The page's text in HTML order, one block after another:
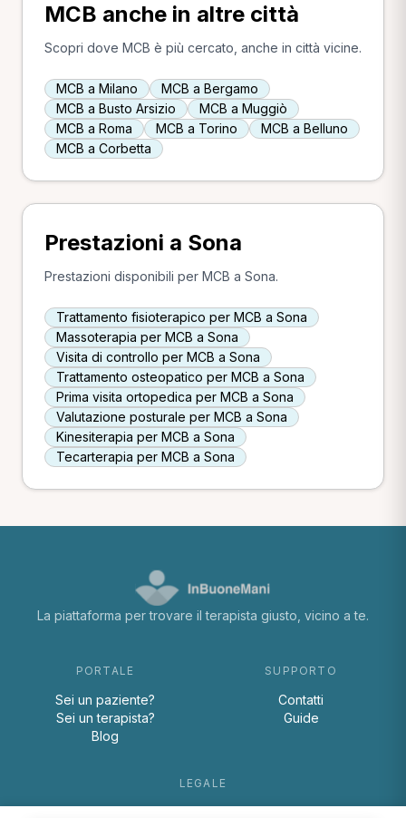
MCB anche in altre città
Scopri dove MCB è più cercato, anche in città vicine.
MCB a Milano
MCB a Bergamo
MCB a Busto Arsizio
MCB a Muggiò
MCB a Roma
MCB a Torino
MCB a Belluno
MCB a Corbetta
Prestazioni a Sona
Prestazioni disponibili per MCB a Sona.
Trattamento fisioterapico per MCB a Sona
Massoterapia per MCB a Sona
Visita di controllo per MCB a Sona
Trattamento osteopatico per MCB a Sona
Prima visita ortopedica per MCB a Sona
Valutazione posturale per MCB a Sona
Kinesiterapia per MCB a Sona
Tecarterapia per MCB a Sona
La piattaforma per trovare il terapista giusto, vicino a te.
PORTALE
Sei un paziente?
Sei un terapista?
Blog
SUPPORTO
Contatti
Guide
LEGALE